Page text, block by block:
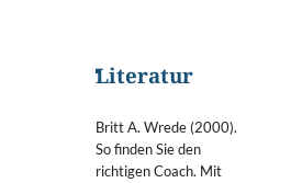
Literatur
Britt A. Wrede (2000).
So finden Sie den
richtigen Coach. Mit